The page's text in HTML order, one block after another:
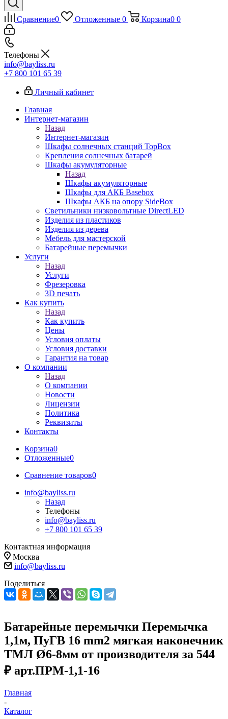
Сравнение0 Отложенные 0 Корзина0 0
Телефоны
info@bayliss.ru
+7 800 101 65 39
Личный кабинет
Главная
Интернет-магазин
Назад
Интернет-магазин
Шкафы солнечных станций TopBox
Крепления солнечных батарей
Шкафы акумуляторные
Назад
Шкафы акумуляторные
Шкафы для АКБ Basebox
Шкафы АКБ на опору SideBox
Светильники низковольтные DirectLED
Изделия из пластиков
Изделия из дерева
Мебель для мастерской
Батарейные перемычки
Услуги
Назад
Услуги
Фрезеровка
3D печать
Как купить
Назад
Как купить
Цены
Условия оплаты
Условия доставки
Гарантия на товар
О компании
Назад
О компании
Новости
Лицензии
Политика
Реквизиты
Контакты
Корзина0
Отложенные0
Сравнение товаров0
info@bayliss.ru
Назад
Телефоны
info@bayliss.ru
+7 800 101 65 39
Контактная информация
Москва
info@bayliss.ru
Поделиться
Батарейные перемычки Перемычка
1,1м, ПуГВ 16 mm2 мягкая наконечник
ТМЛ Ø6-8мм от производителя за 544
₽ арт.ПРМ-1,1-16
Главная
-
Каталог